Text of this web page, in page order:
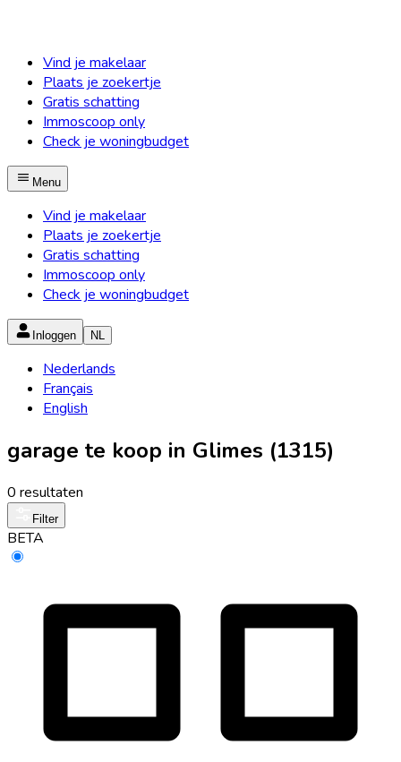
Vind je makelaar
Plaats je zoekertje
Gratis schatting
Immoscoop only
Check je woningbudget
Menu
Vind je makelaar
Plaats je zoekertje
Gratis schatting
Immoscoop only
Check je woningbudget
Inloggen NL
Nederlands
Français
English
garage te koop in Glimes (1315)
0 resultaten
Filter
BETA